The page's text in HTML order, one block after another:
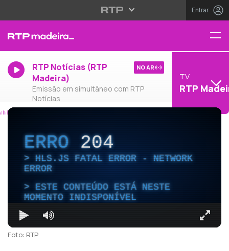
Entrar
RTP Notícias (RTP
Madeira)
Emissão em simultâneo com RTP
Notícias
NO AR
TV
RTP
ERRO204
HLS.JS FATAL ERROR - NETWORK
ERROR
ESTE CONTEÚDO ESTÁ NESTE
MOMENTO INDISPONÍVEL
Foto: RTP